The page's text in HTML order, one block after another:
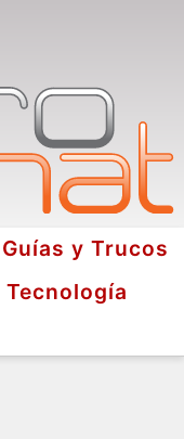
Guías y Trucos
Tecnología